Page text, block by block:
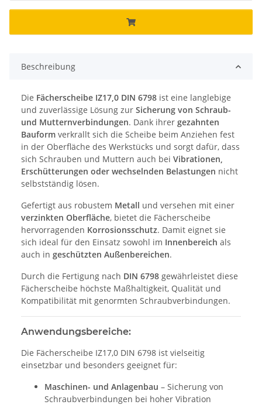
Beschreibung
Die Fächerscheibe IZ17,0 DIN 6798 ist eine langlebige
und zuverlässige Lösung zur Sicherung von Schraub-
und Mutternverbindungen. Dank ihrer gezahnten
Bauform verkrallt sich die Scheibe beim Anziehen fest
in der Oberfläche des Werkstücks und sorgt dafür, dass
sich Schrauben und Muttern auch bei Vibrationen,
Erschütterungen oder wechselnden Belastungen nicht
selbstständig lösen.
Gefertigt aus robustem Metall und versehen mit einer
verzinkten Oberfläche, bietet die Fächerscheibe
hervorragenden Korrosionsschutz. Damit eignet sie
sich ideal für den Einsatz sowohl im Innenbereich als
auch in geschützten Außenbereichen.
Durch die Fertigung nach DIN 6798 gewährleistet diese
Fächerscheibe höchste Maßhaltigkeit, Qualität und
Kompatibilität mit genormten Schraubverbindungen.
Anwendungsbereiche:
Die Fächerscheibe IZ17,0 DIN 6798 ist vielseitig
einsetzbar und besonders geeignet für:
Maschinen- und Anlagenbau – Sicherung von
Schraubverbindungen bei hoher Vibration